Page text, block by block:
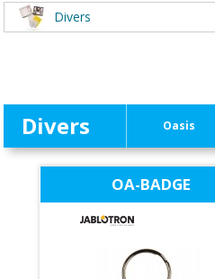
Divers
Divers Oasis
OA-BADGE